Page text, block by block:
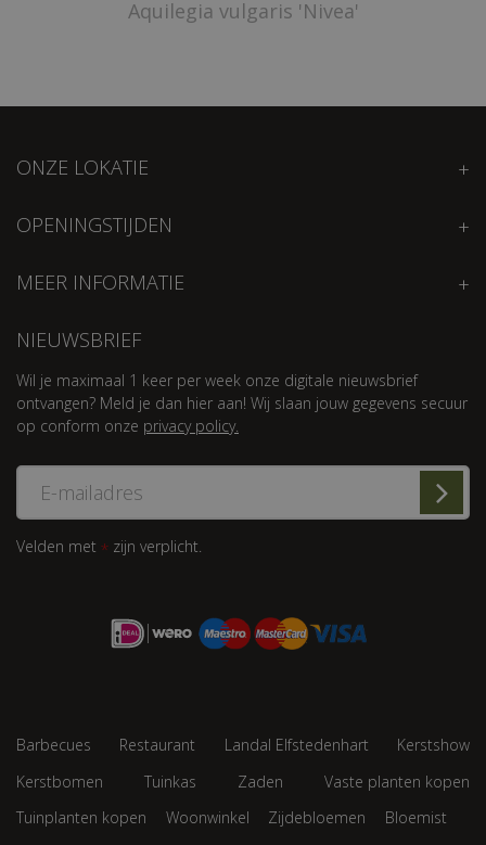
Aquilegia vulgaris 'Nivea'
ONZE LOKATIE
OPENINGSTIJDEN
MEER INFORMATIE
NIEUWSBRIEF
Wil je maximaal 1 keer per week onze digitale nieuwsbrief
ontvangen? Meld je dan hier aan! Wij slaan jouw gegevens secuur
op conform onze privacy policy.
Velden met * zijn verplicht.
Barbecues Restaurant Landal Elfstedenhart
Kerstshow
Kerstbomen
Tuinkas Zaden
Vaste planten kopen
Tuinplanten kopen
Woonwinkel Zijdebloemen Bloemist